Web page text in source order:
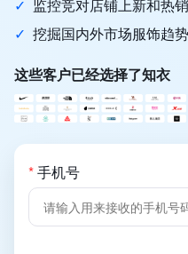
✓ 监控竞对店铺上新和热销
✓ 挖掘国内外市场服饰趋势
这些客户已经选择了知衣
*手机号